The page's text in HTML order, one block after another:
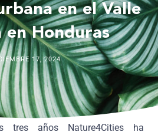
en el Valle
en Honduras
17, 2024
tres años Nature4Cities ha